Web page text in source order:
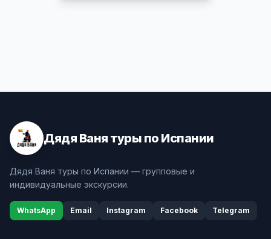
Дядя Ваня туры по Испании
Дядя Ваня туры по Испании — групповые и
индивидуальные экскурсии.
WhatsApp Email Instagram Facebook Telegram